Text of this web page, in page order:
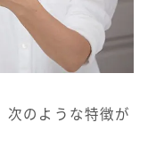
次のような特徴が